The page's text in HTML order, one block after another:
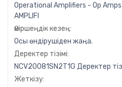
Operational Amplifiers - Op Amps
AMPLIFI
Өміршеңдік кезең:
Осы өндірушіден жаңа.
Деректер тізімі:
NCV20081SN2T1G Деректер
Жеткізу: